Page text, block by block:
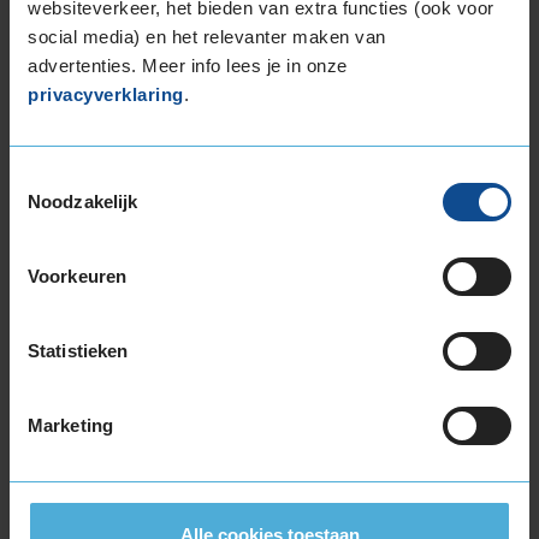
websiteverkeer, het bieden van extra functies (ook voor
social media) en het relevanter maken van
advertenties. Meer info lees je in onze
privacyverklaring.
Noodzakelijk
Voorkeuren
Statistieken
Marketing
Alle cookies toestaan
er positief over, omdat de service bij de
vervanging door KwikFit snel is gedaan en ik er
bij het rijden niks van merk.
Kies je
€ 40,-